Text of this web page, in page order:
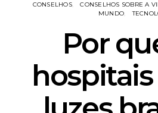
CONSELHOS
CONSELHOS SOBRE A
MUNDO
Por